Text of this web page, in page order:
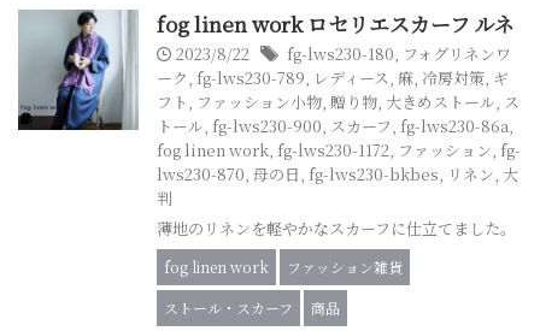
fog linen work ロセリエスカーフ ルネ
2023/8/22 fg-lws230-180, フォグリネンワ
ーク, fg-lws230-789, レディース, 麻, 冷房対策, ギ
フト, ファッション小物, 贈り物, 大きめストール, ス
トール, fg-lws230-900, スカーフ, fg-lws230-86a,
fog linen work, fg-lws230-1172, ファッション, fg-
lws230-870, 母の日, fg-lws230-bkbes, リネン, 大
判
薄地のリネンを軽やかなスカーフに仕立てました。
fog linen work
ファッション雑貨
ストール・スカーフ
商品